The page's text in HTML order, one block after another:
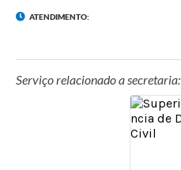
ATENDIMENTO:
Serviço relacionado a secretaria: